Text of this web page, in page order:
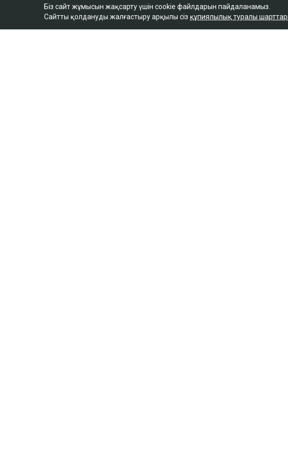
Біз сайт жұмысын жақсарту үшін cookie файлдарын пайдаланамыз.
Сайтты қолдануды жалғастыру арқылы сіз құпиялылық туралы